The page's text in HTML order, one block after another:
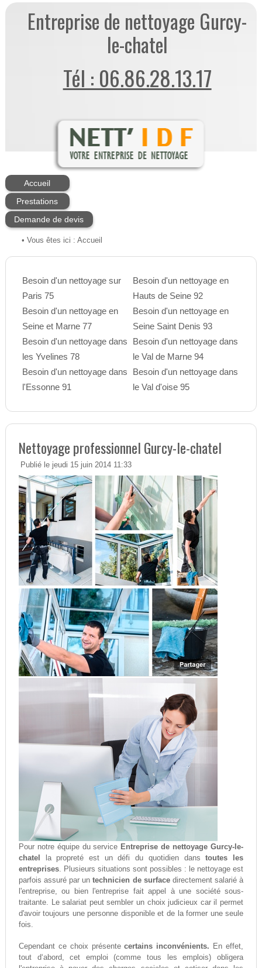
Entreprise de nettoyage Gurcy-
le-chatel
Tél : 06.86.28.13.17
Accueil
Prestations
Demande de devis
• Vous êtes ici : Accueil
Besoin d'un nettoyage sur
Paris 75
Besoin d'un nettoyage en
Seine et Marne 77
Besoin d'un nettoyage dans
les Yvelines 78
Besoin d'un nettoyage dans
l'Essonne 91
Besoin d'un nettoyage en
Hauts de Seine 92
Besoin d'un nettoyage en
Seine Saint Denis 93
Besoin d'un nettoyage dans
le Val de Marne 94
Besoin d'un nettoyage dans
le Val d'oise 95
Nettoyage professionnel Gurcy-le-chatel
Publié le jeudi 15 juin 2014 11:33
Pour notre équipe du service Entreprise de nettoyage Gurcy-le-
chatel
la propreté est un défi du quotidien danstoutes les
entreprises. Plusieurs situations sont possibles : le nettoyage est
parfois assuré par untechnicien de surfacedirectement salarié à
l'entreprise, ou bien l'entreprise fait appel à une société sous-
traitante. Le salariat peut sembler un choix judicieux car il permet
d'avoir toujours une personne disponible et de la former une seule
fois.
Cependant ce choix présentecertains inconvénients. En effet,
tout d‘abord, cet emploi (comme tous les emplois) obligera